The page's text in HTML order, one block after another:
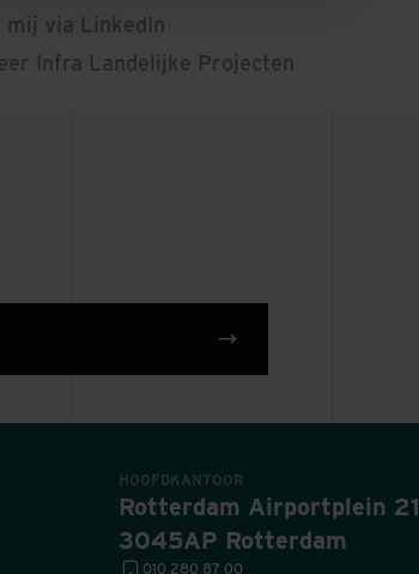
mij via LinkedIn
Infra Landelijke Projecten
HOOFDKANTOOR
Rotterdam Airportplein 21
3045AP Rotterdam
010 280 87 00